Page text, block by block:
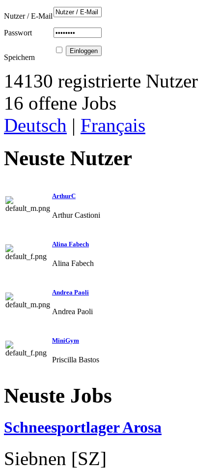
Nutzer / E-Mail
Passwort
Speichern
14130 registrierte Nutzer
16 offene Jobs
Deutsch | Français
Neuste Nutzer
ArthurC
Arthur Castioni
Alina Fabech
Alina Fabech
Andrea Paoli
Andrea Paoli
MiniGym
Priscilla Bastos
Neuste Jobs
Schneesportlager Arosa
Siebnen [SZ]